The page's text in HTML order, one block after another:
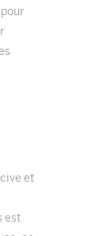
et
est